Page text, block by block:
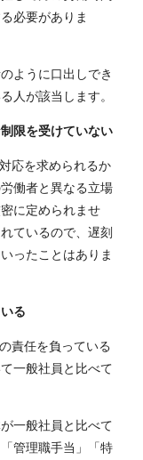
必要がありま
ように口出しでき
人が該当します。
限を受けていない
応を求められるか
働者と異なる立場
に定められませ
ているので、遅刻
ったことはありま
る
責任を負っている
一般社員と比べて
一般社員と比べて
管理職手当」「特